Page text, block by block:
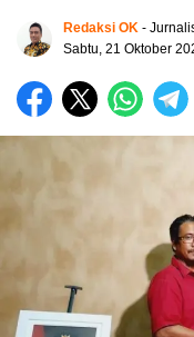
Redaksi OK -
Sabtu, 21 Oktober